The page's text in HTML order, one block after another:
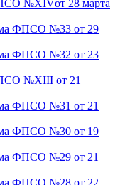
№XIVот 28 марта
ФПСО №33 от 29
ФПСО №32 от 23
№XIII от 21
ФПСО №31 от 21
ФПСО №30 от 19
ФПСО №29 от 21
ФПСО №28 от 22